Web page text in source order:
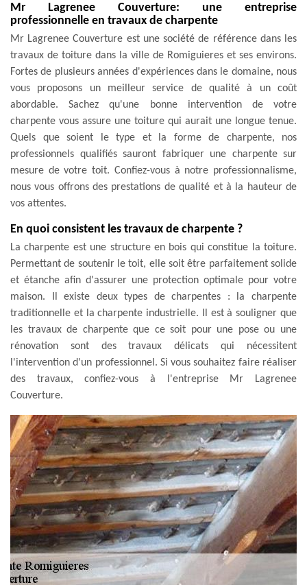
Mr Lagrenee Couverture: une entreprise
professionnelle en travaux de charpente
Mr Lagrenee Couverture est une société de référence dans les
travaux de toiture dans la ville de Romiguieres et ses environs.
Fortes de plusieurs années d'expériences dans le domaine, nous
vous proposons un meilleur service de qualité à un coût
abordable. Sachez qu'une bonne intervention de votre
charpente vous assure une toiture qui aurait une longue tenue.
Quels que soient le type et la forme de charpente, nos
professionnels qualifiés sauront fabriquer une charpente sur
mesure de votre toit. Confiez-vous à notre professionnalisme,
nous vous offrons des prestations de qualité et à la hauteur de
vos attentes.
En quoi consistent les travaux de charpente ?
La charpente est une structure en bois qui constitue la toiture.
Permettant de soutenir le toit, elle soit être parfaitement solide
et étanche afin d'assurer une protection optimale pour votre
maison. Il existe deux types de charpentes : la charpente
traditionnelle et la charpente industrielle. Il est à souligner que
les travaux de charpente que ce soit pour une pose ou une
rénovation sont des travaux délicats qui nécessitent
l'intervention d'un professionnel. Si vous souhaitez faire réaliser
des travaux, confiez-vous à l'entreprise Mr Lagrenee
Couverture.